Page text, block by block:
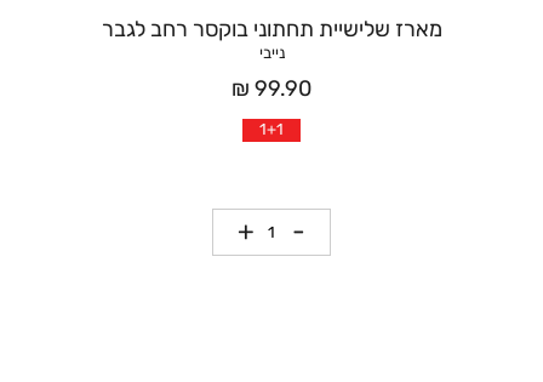
מארז שלישיית תחתוני בוקסר רחב לגבר
נייבי
מחיר
אחרי
הנחה
99.90 ₪
1+1
כמות